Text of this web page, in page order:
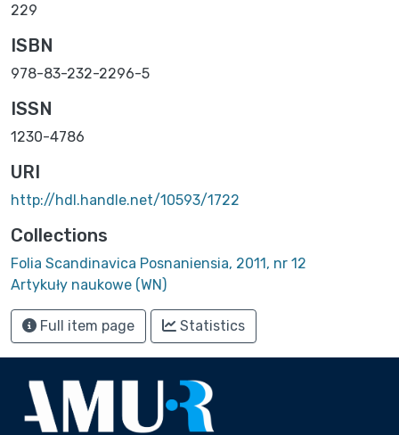
229
ISBN
978-83-232-2296-5
ISSN
1230-4786
URI
http://hdl.handle.net/10593/1722
Collections
Folia Scandinavica Posnaniensia, 2011, nr 12
Artykuły naukowe (WN)
Full item page Statistics